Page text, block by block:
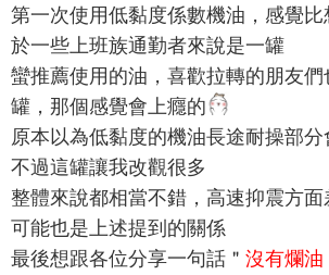
第一次使用低黏度係數機油，感覺
於一些上班族通勤者來說是一罐
蠻推薦使用的油，喜歡拉轉的朋友
罐，那個感覺會上癮的
原本以為低黏度的機油長途耐操部分
不過這罐讓我改觀很多
整體來說都相當不錯，高速抑震方面
可能也是上述提到的關係
最後想跟各位分享一句話＂ 沒有爛油